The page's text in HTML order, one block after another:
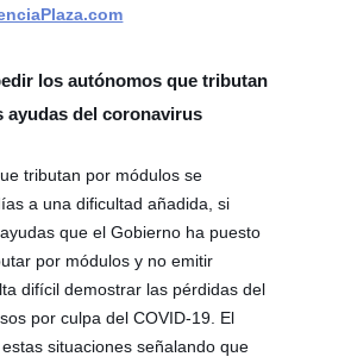
los autónomos que tributan
ayudas del coronavirus
tributan por módulos se
a una dificultad añadida, si
que el Gobierno ha puesto
por módulos y no emitir
difícil demostrar las pérdidas del
por culpa del COVID-19. El
situaciones señalando que